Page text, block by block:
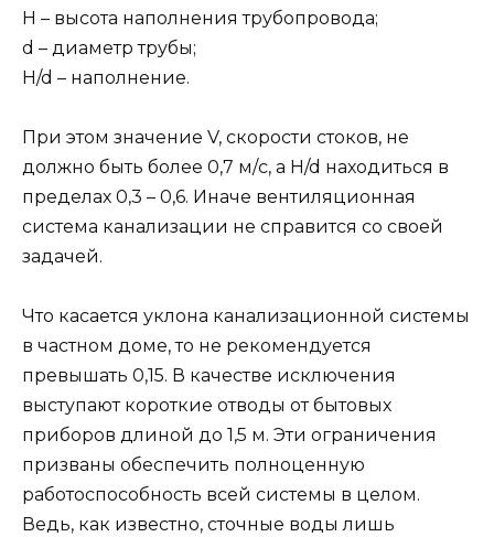
H – высота наполнения трубопровода;
d – диаметр трубы;
H/d – наполнение.
При этом значение V, скорости стоков, не
должно быть более 0,7 м/с, а H/d находиться в
пределах 0,3 – 0,6. Иначе вентиляционная
система канализации не справится со своей
задачей.
Что касается уклона канализационной системы
в частном доме, то не рекомендуется
превышать 0,15. В качестве исключения
выступают короткие отводы от бытовых
приборов длиной до 1,5 м. Эти ограничения
призваны обеспечить полноценную
работоспособность всей системы в целом.
Ведь, как известно, сточные воды лишь